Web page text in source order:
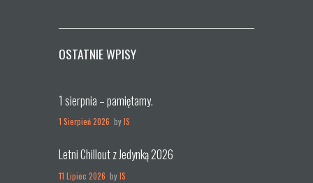
OSTATNIE WPISY
1 sierpnia – pamiętamy.
1 Sierpień 2026 byIS
Letni Chillout z Jedynką 2026
11 Lipiec 2026 byIS